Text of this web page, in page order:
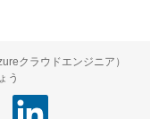
クラウドエンジニア）
う